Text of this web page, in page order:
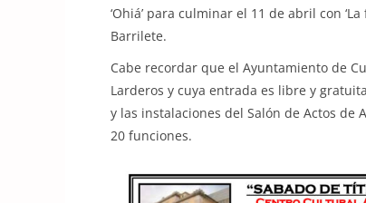
‘Ohiá’ para culminar el 11 de abril con
Barrilete.
Cabe recordar que el Ayuntamiento de
Larderos y cuya entrada es libre y
y las instalaciones del Salón de Actos
20 funciones.